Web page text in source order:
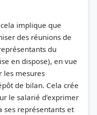
implique que
des réunions de
du
en dispose), en vue
les mesures
de bilan. Cela crée
le salarié d’exprimer
ses représentants et